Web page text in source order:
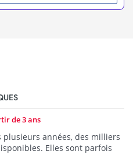
de 3 ans
plusieurs années, des milliers
Elles sont parfois